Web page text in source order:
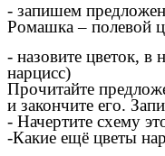
- запишем
Ромашка – полевой
- назовите цветок, в
нарцисс)
Прочитайте
и закончите его.
- Начертите схему
-Какие ещё цветы